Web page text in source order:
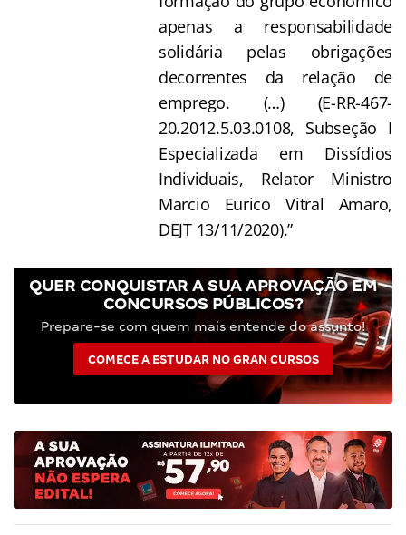
apenas a responsabilidade
solidária pelas obrigações
decorrentes da relação de
emprego. (…) (E-RR-467-
20.2012.5.03.0108, Subseção I
Especializada em Dissídios
Individuais, Relator Ministro
Marcio Eurico Vitral Amaro,
DEJT 13/11/2020).”
QUER CONQUISTAR A SUA APROVAÇÃO EM
CONCURSOS PÚBLICOS?
Prepare-se com quem mais entende do assunto!
COMECE A ESTUDAR NO GRAN CURSOS